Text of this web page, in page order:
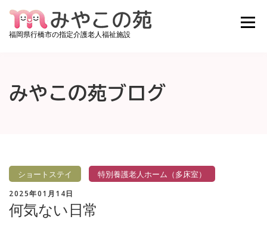
コンテンツへスキップ
福岡県行橋市の指定介護老人福祉施設
メニュ
お知らせ みやこの苑ブログ アクセス
みやこの苑ブログ
ショートステイ 特別養護老人ホーム（多床室）
2025年01月14日
何気ない日常